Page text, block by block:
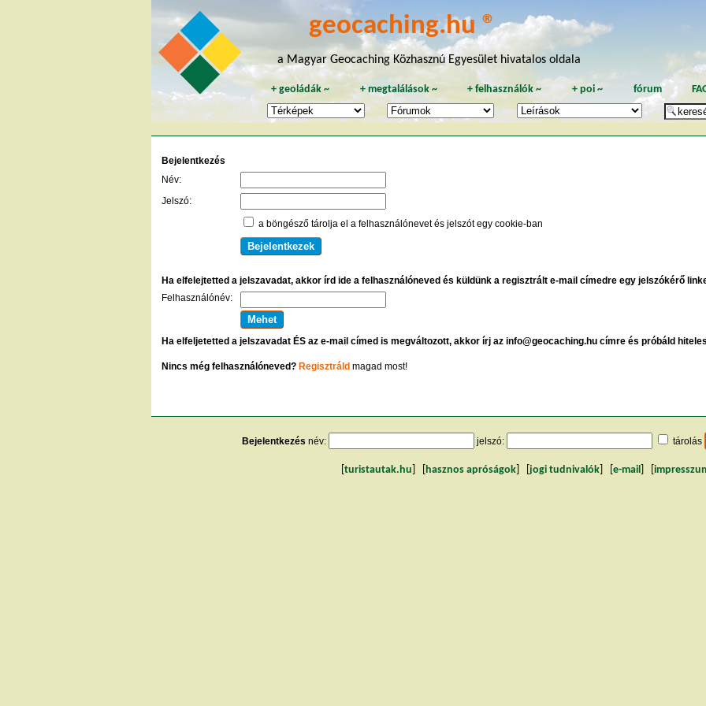
geocaching.hu ®
a Magyar Geocaching Közhasznú Egyesület hivatalos oldala
+geoládák ~ +megtalálások~ +felhasználók~ + poi~ fórum
Bejelentkezés
Név:
Jelszó:
a böngésző tárolja el a felhasználónevet és jelszót egy cookie-ban
Ha elfelejtetted a jelszavadat, akkor írd ide a felhasználóneved és küldünk a regisztrált e-mail címedre egy jelszókérő
Felhasználónév:
Ha elfeljetetted a jelszavadat ÉS az e-mail címed is megváltozott, akkor írj az info@geocaching.hu címre és próbáld
Nincs még felhasználóneved? Regisztráld magad most!
Bejelentkezés név: jelszó: tárolás
turistautak.hu hasznos apróságok jogi tudnivalók e-mail